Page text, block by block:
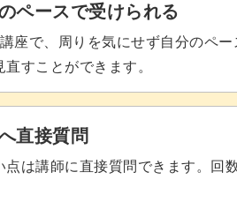
ペースで受けられる
座で、周りを気にせず自分のペー
すことができます。
直接質問
は講師に直接質問できます。回